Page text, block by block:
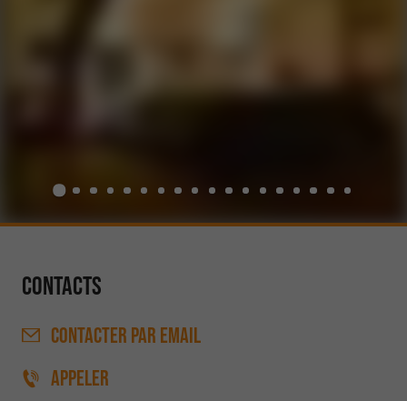
Contacts
CONTACTER PAR EMAIL
APPELER